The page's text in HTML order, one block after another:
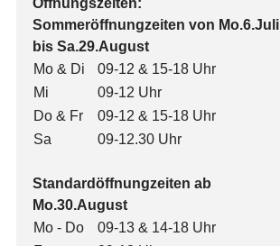
Öffnungszeiten:
Sommeröffnungzeiten von Mo.6.Juli
bis Sa.29.August
Mo & Di
09-12 & 15-18 Uhr
Mi
09-12 Uhr
Do & Fr
09-12 & 15-18 Uhr
Sa
09-12.30 Uhr
Standardöffnungzeiten ab
Mo.30.August
Mo - Do
09-13 & 14-18 Uhr